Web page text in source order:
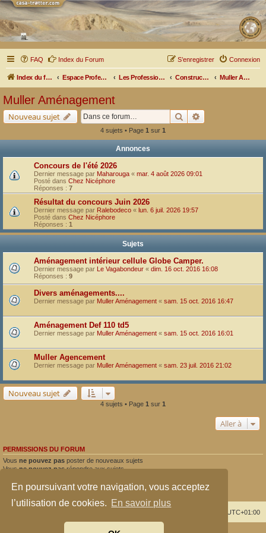
En poursuivant votre navigation, vous acceptez
l’utilisation de cookies. En savoir plus
FAQ Index du Forum Connexion
S’enregistrer
Index du forum Espace Professionnel Les Professionnels nous parlent Constructeurs et Aménageurs Muller Aménagement
Muller Aménagement
Nouveau sujet Rechercher
4 sujets • Page 1 sur 1
Annonces
Concours de l'été 2026
Dernier message par Maharouga « mar. 4 août 2026 09:01
Posté dans Chez Nicéphore
Réponses : 7
Résultat du concours Juin 2026
Dernier message par Ralebodeco « lun. 6 juil. 2026 19:57
Posté dans Chez Nicéphore
Réponses : 1
Sujets
Aménagement intérieur cellule Globe Camper.
Dernier message par Le Vagabondeur « dim. 16 oct. 2016 16:08
Réponses : 9
Divers aménagements....
Dernier message par Muller Aménagement « sam. 15 oct. 2016 16:47
Aménagement Def 110 td5
Dernier message par Muller Aménagement « sam. 15 oct. 2016 16:01
Muller Agencement
Dernier message par Muller Aménagement « sam. 23 juil. 2016 21:02
Nouveau sujet
4 sujets • Page 1 sur 1
Aller à
PERMISSIONS DU FORUM
Vous ne pouvez pas poster de nouveaux sujets
Vousne pouvez pasrépondre aux sujets
Vousne pouvez passupprimer vos messages
ne pouvez pas joindre des fichiers
UTC+01:00